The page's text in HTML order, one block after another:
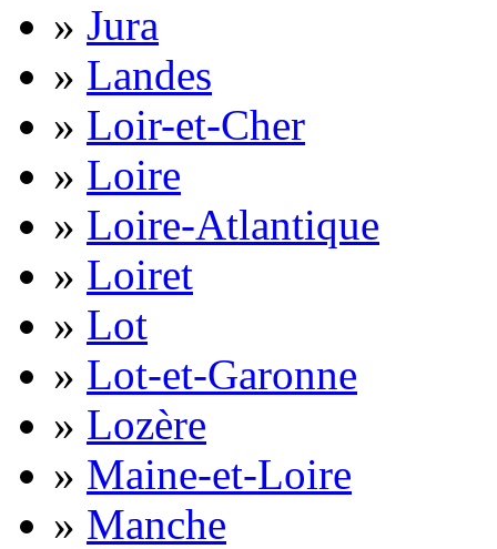
» Jura
» Landes
» Loir-et-Cher
» Loire
» Loire-Atlantique
» Loiret
» Lot
» Lot-et-Garonne
» Lozère
» Maine-et-Loire
» Manche